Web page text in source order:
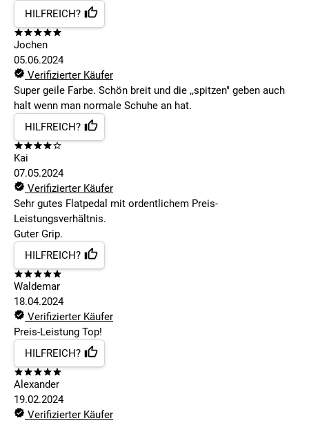
HILFREICH?
Jochen
05.06.2024
Verifizierter Käufer
Super geile Farbe. Schön breit und die ,,spitzen" geben auch
halt wenn man normale Schuhe an hat.
HILFREICH?
Kai
07.05.2024
Verifizierter Käufer
Sehr gutes Flatpedal mit ordentlichem Preis-
Leistungsverhältnis.
Guter Grip.
HILFREICH?
Waldemar
18.04.2024
Verifizierter Käufer
Preis-Leistung Top!
HILFREICH?
Alexander
19.02.2024
Verifizierter Käufer